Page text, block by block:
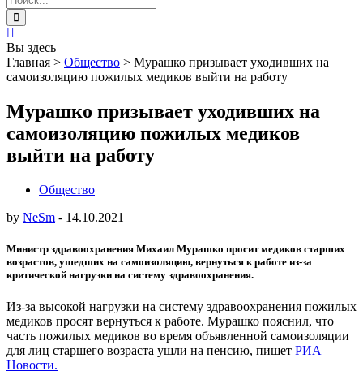
for:
Вы здесь
Главная > Общество > Мурашко призывает уходивших на
самоизоляцию пожилых медиков выйти на работу
Мурашко призывает уходивших на
самоизоляцию пожилых медиков
выйти на работу
Общество
by NeSm - 14.10.2021
Министр здравоохранения Михаил Мурашко просит медиков старших
возрастов, ушедших на самоизоляцию, вернуться к работе из-за
критической нагрузки на систему здравоохранения.
Из-за высокой нагрузки на систему здравоохранения пожилых
медиков просят вернуться к работе. Мурашко пояснил, что
часть пожилых медиков во время объявленной самоизоляции
для лиц старшего возраста ушли на пенсию, пишет РИА
Новости.